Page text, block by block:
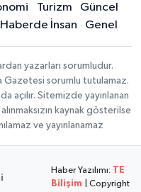
Turizm
Güncel
Haberde İnsan Genel
yazarları sorumludur.
Gazetesi sorumlu tutulamaz.
açılır. Sitemizde yayınlanan
kaynak gösterilse
ve yayınlanamaz
Haber Yazılımı: TE
Bilişim | Copyright